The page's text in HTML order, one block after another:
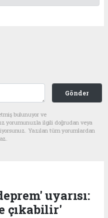
Gönder
bulunuyor ve
yorumunuzla ilgili doğrudan veya
Yazılan tüm yorumlardan
uyarısı:
çıkabilir'